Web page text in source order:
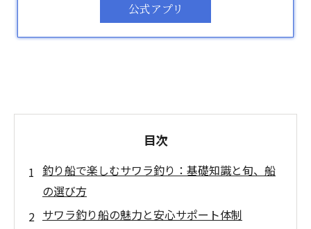
公式アプリ
目次
釣り船で楽しむサワラ釣り：基礎知識と旬、船
の選び方
サワラ釣り船の魅力と安心サポート体制